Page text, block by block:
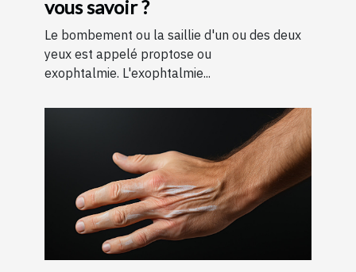
vous savoir ?
Le bombement ou la saillie d'un ou des deux
yeux est appelé proptose ou
exophtalmie. L'exophtalmie...